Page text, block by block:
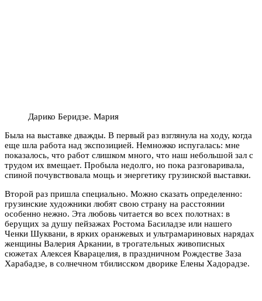
Дарико Беридзе. Мария
Была на выставке дважды. В первый раз взглянула на ходу, когда
еще шла работа над экспозицией. Немножко испугалась: мне
показалось, что работ слишком много, что наш небольшой зал с
трудом их вмещает. Пробыла недолго, но пока разговаривала,
спиной почувствовала мощь и энергетику грузинской выставки.
Второй раз пришла специально. Можно сказать определенно:
грузинские художники любят свою страну на расстоянии
особенно нежно. Эта любовь читается во всех полотнах: в
берущих за душу пейзажах Ростома Басиладзе или нашего
Ченки Шуквани, в ярких оранжевых и ультрамариновых нарядах
женщины Валерия Аркании, в трогательных живописных
сюжетах Алексея Кварацелия, в праздничном Рождестве Заза
Харабадзе, в солнечном тбилисском дворике Елены Хадорадзе.